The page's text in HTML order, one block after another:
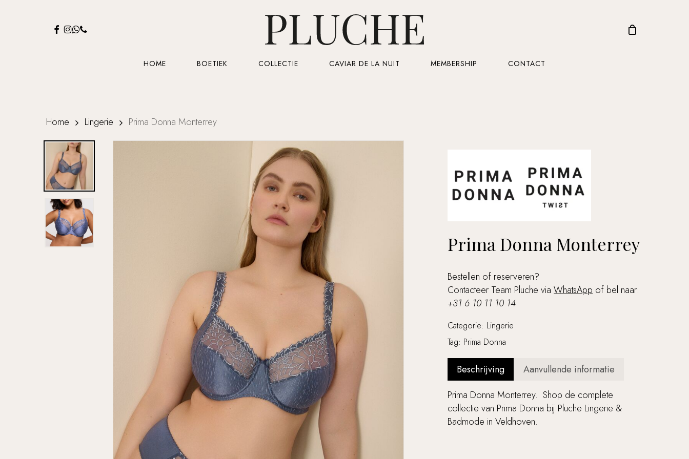
FACEBOOK
INSTAGRAM
WHATSAPP
PHONE
HOME BOETIEK COLLECTIE CAVIAR DE LA NUIT MEMBERSHIP CONTACT
Cart
Home Lingerie Prima Donna Monterrey
Prima Donna Monterrey
Bestellen of reserveren?
Contacteer Team Pluche viaWhatsApp of bel naar:
+31 6 10 11 10 14
Categorie: Lingerie
Tag: Prima Donna
Beschrijving
Aanvullende informatie
Prima Donna Monterrey. Shop de complete
collectie van Prima Donna bij Pluche Lingerie &
Badmode in Veldhoven.